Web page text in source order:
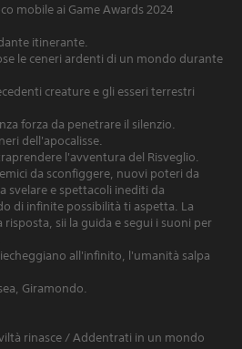
mobile ai Game Awards 2024
itinerante.
le ceneri ardenti di un mondo durante
creature e gli esseri terrestri
forza da penetrare il silenzio.
dell'apocalisse.
l'avventura del Risveglio.
da sconfiggere, nuovi poteri da
svelare e spettacoli inediti da
di infinite possibilità ti aspetta. La
risposta, sii la guida e segui i suoni per
all'infinito, l'umanità salpa
Giramondo.
rinasce / Addentrati in un mondo